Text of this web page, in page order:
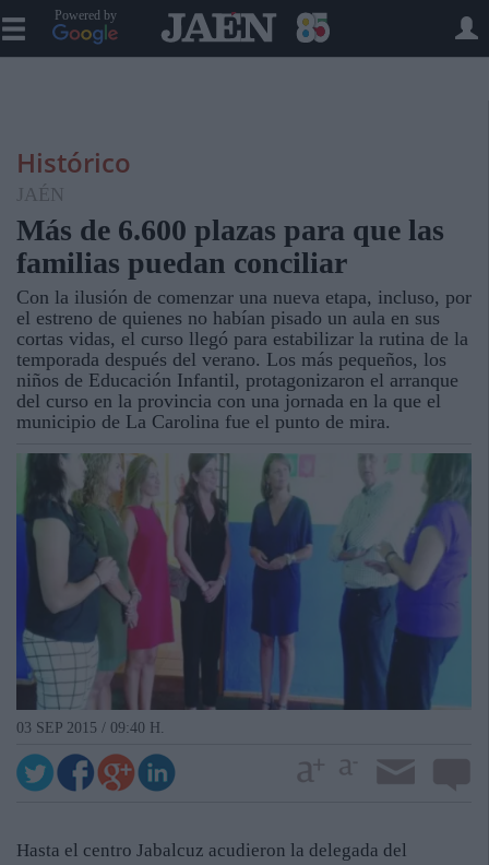
Powered by
Histórico
JAÉN
Más de 6.600 plazas para que las
familias puedan conciliar
Con la ilusión de comenzar una nueva etapa, incluso, por
el estreno de quienes no habían pisado un aula en sus
cortas vidas, el curso llegó para estabilizar la rutina de la
temporada después del verano. Los más pequeños, los
niños de Educación Infantil, protagonizaron el arranque
del curso en la provincia con una jornada en la que el
municipio de La Carolina fue el punto de mira.
03 SEP 2015 / 09:40 H.
Hasta el centro Jabalcuz acudieron la delegada del